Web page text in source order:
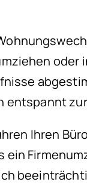
entspannt
Ihren